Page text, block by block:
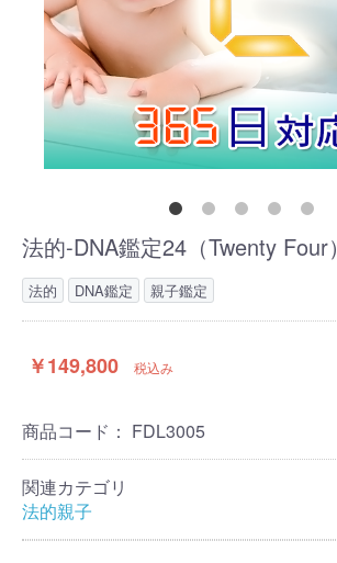
法的-DNA鑑定24（Twenty Four）
法的 DNA鑑定 親子鑑定
￥149,800 税込み
商品コード： FDL3005
関連カテゴリ
法的親子